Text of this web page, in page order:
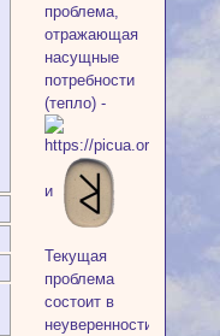
проблема,
отражающая
насущные
потребности
(тепло) -
и
Текущая
проблема
состоит в
неуверенности